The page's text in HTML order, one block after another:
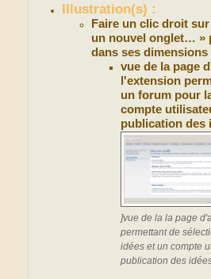
Illustration(s) :
Faire un clic droit
un nouvel onglet… »
dans ses
vue de la page
l'extension
un forum pour
compte
publication des
]vue de la la page
permettant de
idées et un compte
publication des